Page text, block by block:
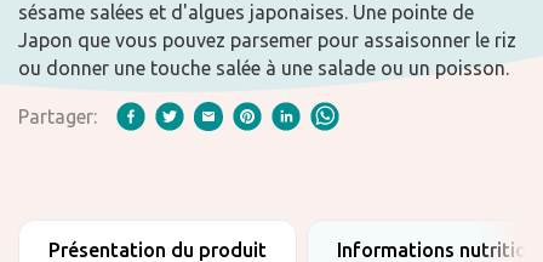
sésame salées et d'algues japonaises. Une pointe de
Japon que vous pouvez parsemer pour assaisonner le riz
ou donner une touche salée à une salade ou un poisson.
Partager:
Présentation du produit Informations